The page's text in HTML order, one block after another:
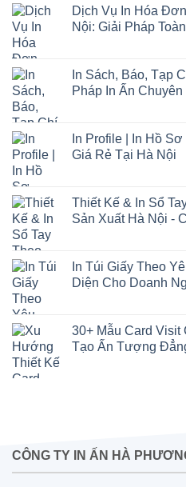
Dịch Vụ In Hóa
Nội: Giải Pháp
In Sách, Báo, Tạp
Pháp In Ấn
In Profile | In Hồ
Giá Rẻ Tại Hà Nội
Thiết Kế & In Sổ
Sản Xuất Hà Nội -
In Túi Giấy Theo
Diện Cho Doanh
30+ Mẫu Card
Tạo Ấn Tượng
CÔNG TY IN ẤN HÀ